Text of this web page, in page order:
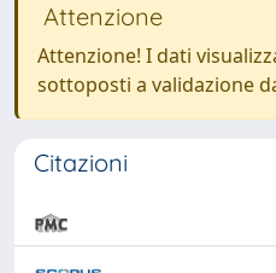
Attenzione
Attenzione! I dati
sottoposti a validazione
Citazioni